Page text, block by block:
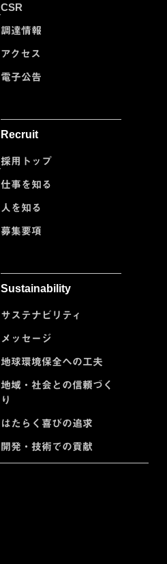
CSR
調達情報
アクセス
電子公告
Recruit
採用トップ
仕事を知る
人を知る
募集要項
Sustainability
サステナビリティ
メッセージ
地球環境保全への工夫
地域・社会との信頼づく
り
はたらく喜びの追求
開発・技術での貢献